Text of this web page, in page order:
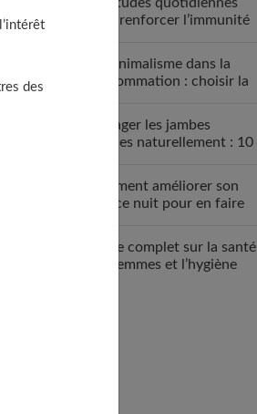
pour renforcer l’immunité
Le minimalisme dans la
consommation : choisir la
Soulager les jambes
lourdes naturellement : 10
Comment améliorer son
espace nuit pour en faire
Guide complet sur la santé
des femmes et l’hygiène
des